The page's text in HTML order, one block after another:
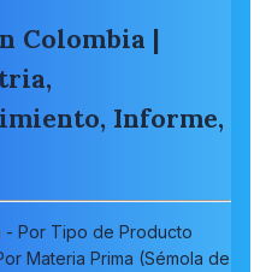
Colombia |
Informe,
- Por Tipo de Producto
Materia Prima (Sémola de